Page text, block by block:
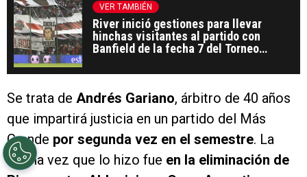
VER TAMBIÉN
River inició gestiones para llevar
hinchas visitantes al partido con
Banfield de la fecha 7 del Torneo
Se trata de Andrés Gariano, árbitro de 40 años
que impartirá justicia en un partido del Más
Grande por segunda vez en el semestre. La
última vez que lo hizo fue en la eliminación de